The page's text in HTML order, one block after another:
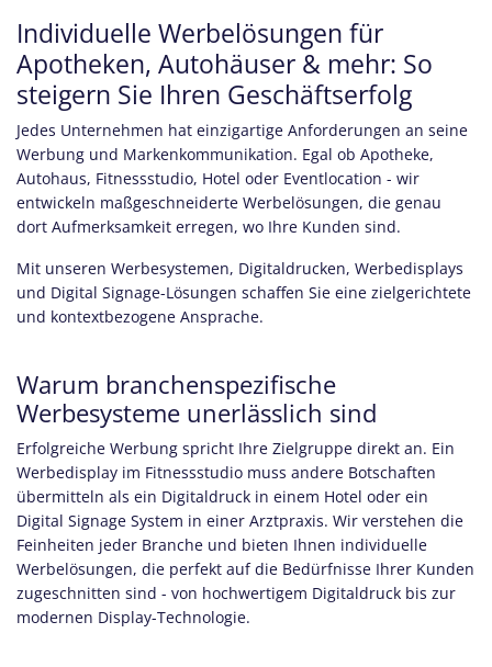
Individuelle Werbelösungen für
Apotheken, Autohäuser & mehr: So
steigern Sie Ihren Geschäftserfolg
Jedes Unternehmen hat einzigartige Anforderungen an seine
Werbung und Markenkommunikation. Egal ob Apotheke,
Autohaus, Fitnessstudio, Hotel oder Eventlocation - wir
entwickeln maßgeschneiderte Werbelösungen, die genau
dort Aufmerksamkeit erregen, wo Ihre Kunden sind.
Mit unseren Werbesystemen, Digitaldrucken, Werbedisplays
und Digital Signage-Lösungen schaffen Sie eine zielgerichtete
und kontextbezogene Ansprache.
Warum branchenspezifische
Werbesysteme unerlässlich sind
Erfolgreiche Werbung spricht Ihre Zielgruppe direkt an. Ein
Werbedisplay im Fitnessstudio muss andere Botschaften
übermitteln als ein Digitaldruck in einem Hotel oder ein
Digital Signage System in einer Arztpraxis. Wir verstehen die
Feinheiten jeder Branche und bieten Ihnen individuelle
Werbelösungen, die perfekt auf die Bedürfnisse Ihrer Kunden
zugeschnitten sind - von hochwertigem Digitaldruck bis zur
modernen Display-Technologie.